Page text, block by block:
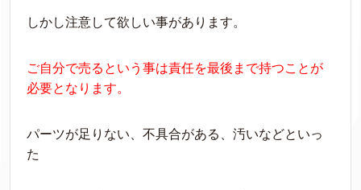
しかし注意して欲しい事があります。
ご自分で売るという事は責任を最後まで持つことが
必要となります。
パーツが足りない、不具合がある、汚いなどといっ
た